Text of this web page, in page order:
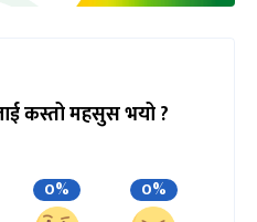
कस्तो महसुस भयो ?
0% 0%